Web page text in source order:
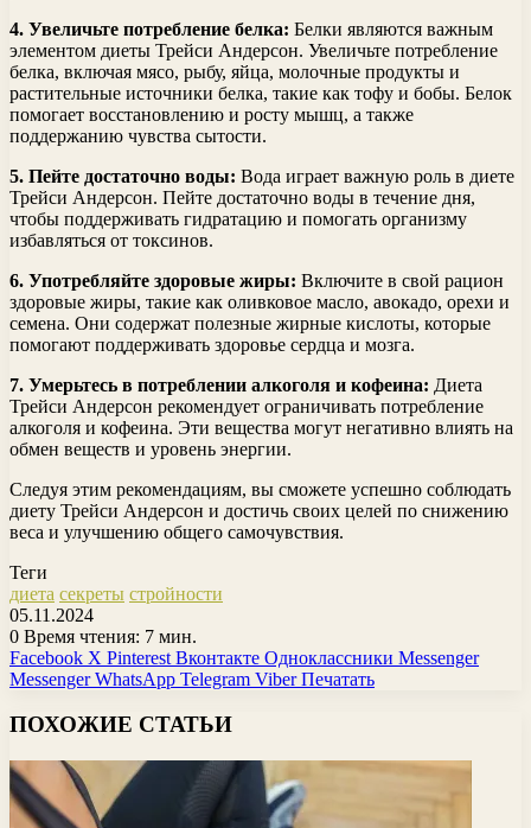
4. Увеличьте потребление белка: Белки являются важным
элементом диеты Трейси Андерсон. Увеличьте потребление
белка, включая мясо, рыбу, яйца, молочные продукты и
растительные источники белка, такие как тофу и бобы. Белок
помогает восстановлению и росту мышц, а также
поддержанию чувства сытости.
5. Пейте достаточно воды: Вода играет важную роль в диете
Трейси Андерсон. Пейте достаточно воды в течение дня,
чтобы поддерживать гидратацию и помогать организму
избавляться от токсинов.
6. Употребляйте здоровые жиры: Включите в свой рацион
здоровые жиры, такие как оливковое масло, авокадо, орехи и
семена. Они содержат полезные жирные кислоты, которые
помогают поддерживать здоровье сердца и мозга.
7. Умерьтесь в потреблении алкоголя и кофеина: Диета
Трейси Андерсон рекомендует ограничивать потребление
алкоголя и кофеина. Эти вещества могут негативно влиять на
обмен веществ и уровень энергии.
Следуя этим рекомендациям, вы сможете успешно соблюдать
диету Трейси Андерсон и достичь своих целей по снижению
веса и улучшению общего самочувствия.
Теги
диета секреты стройности
05.11.2024
0 Время чтения: 7 мин.
Facebook X Pinterest Вконтакте Одноклассники Messenger
Messenger WhatsApp Telegram Viber Печатать
ПОХОЖИЕ СТАТЬИ